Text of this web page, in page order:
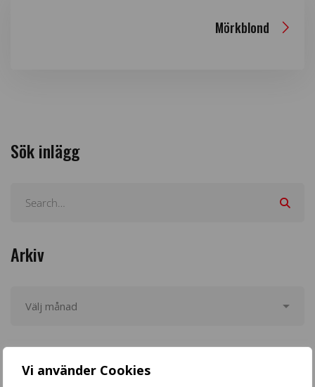
Vi använder Cookies
Mörkblond
Sök inlägg
Arkiv